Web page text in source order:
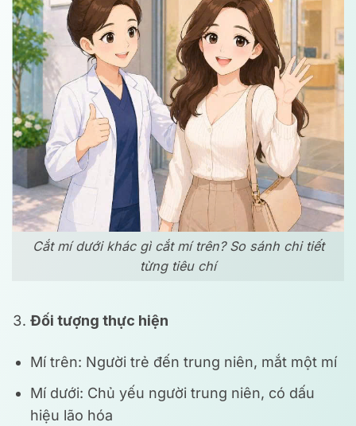
Cắt mí dưới khác gì cắt mí trên? So sánh chi tiết
từng tiêu chí
Đối tượng thực hiện
Mí trên: Người trẻ đến trung niên, mắt một mí
Mí dưới: Chủ yếu người trung niên, có dấu
hiệu lão hóa